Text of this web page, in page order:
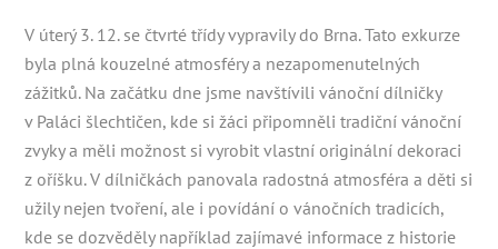
V úterý 3. 12. se čtvrté třídy vypravily do Brna. Tato exkurze
byla plná kouzelné atmosféry a nezapomenutelných
zážitků. Na začátku dne jsme navštívili vánoční dílničky
v Paláci šlechtičen, kde si žáci připomněli tradiční vánoční
zvyky a měli možnost si vyrobit vlastní originální dekoraci
z oříšku. V dílničkách panovala radostná atmosféra a děti si
užily nejen tvoření, ale i povídání o vánočních tradicích,
kde se dozvěděly například zajímavé informace z historie